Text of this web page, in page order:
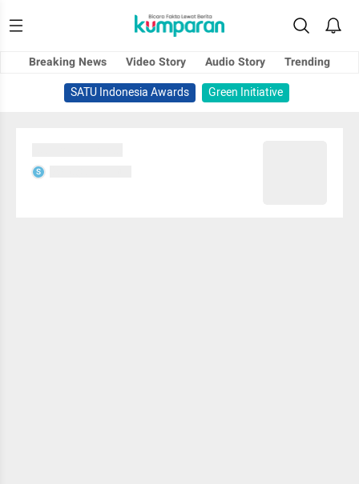
Breaking News Video Story Audio Story
Trending
SATU Indonesia Awards
Green Initiative
S